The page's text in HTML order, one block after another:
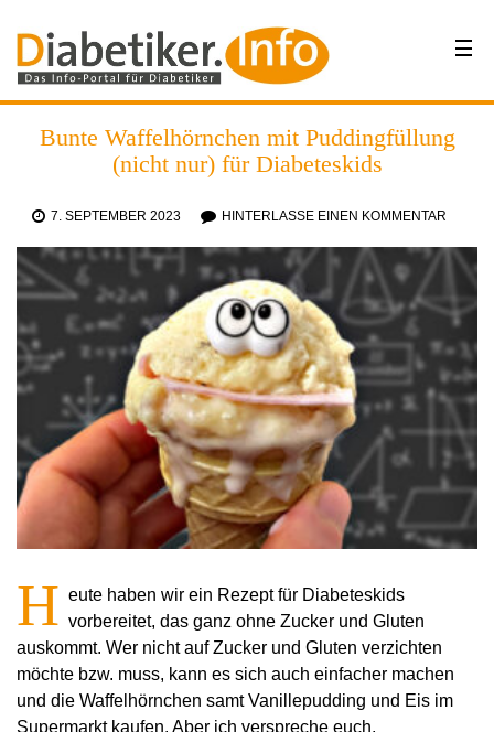
Bunte Waffelhörnchen mit Puddingfüllung
(nicht nur) für Diabeteskids
7. SEPTEMBER 2023 HINTERLASSE EINEN KOMMENTAR
H eute haben wir ein Rezept für Diabeteskids
vorbereitet, das ganz ohne Zucker und Gluten
auskommt. Wer nicht auf Zucker und Gluten verzichten
möchte bzw. muss, kann es sich auch einfacher machen
und die Waffelhörnchen samt Vanillepudding und Eis im
Supermarkt kaufen. Aber ich verspreche euch,